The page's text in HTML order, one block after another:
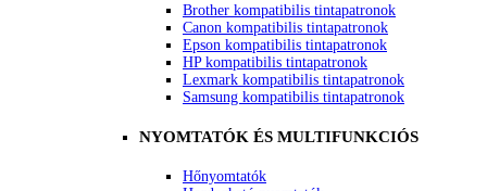
Brother kompatibilis tintapatronok
Canon kompatibilis tintapatronok
Epson kompatibilis tintapatronok
HP kompatibilis tintapatronok
Lexmark kompatibilis tintapatronok
Samsung kompatibilis tintapatronok
NYOMTATÓK ÉS MULTIFUNKCIÓS
Hőnyomtatók